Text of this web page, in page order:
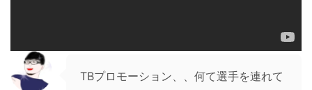
TBプロモーション、、何て選手を連れて